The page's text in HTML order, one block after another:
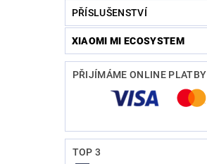
PŘÍSLUŠENSTVÍ
XIAOMI MI ECOSYSTEM
PŘIJÍMÁME ONLINE PLATBY
TOP 3